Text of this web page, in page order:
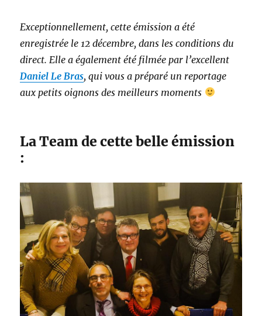
Exceptionnellement, cette émission a été
enregistrée le 12 décembre, dans les conditions du
direct. Elle a également été filmée par l’excellent
Daniel Le Bras, qui vous a préparé un reportage
aux petits oignons des meilleurs moments
La Team de cette belle émission
: